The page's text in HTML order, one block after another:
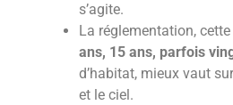
s’agite.
La réglementation,
ans, 15 ans, parfois
d’habitat, mieux vaut
et le ciel.